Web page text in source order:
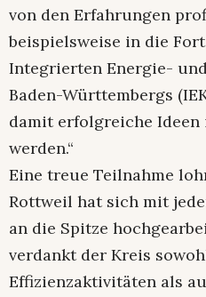
von den Erfahrungen
beispielsweise in die
Integrierten Energie-
Baden-Württembergs
damit erfolgreiche
werden.“
Eine treue Teilnahme
Rottweil hat sich mit
an die Spitze
verdankt der Kreis
Effizienzaktivitäten als